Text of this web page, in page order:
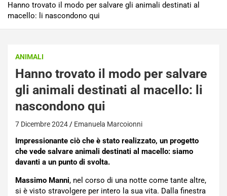
Hanno trovato il modo per salvare gli animali destinati al
macello: li nascondono qui
ANIMALI
Hanno trovato il modo per salvare
gli animali destinati al macello: li
nascondono qui
7 Dicembre 2024 Emanuela Marcoionni
Impressionante ciò che è stato realizzato, un progetto
che vede salvare animali destinati al macello: siamo
davanti a un punto di svolta.
Massimo Manni, nel corso di una notte come tante altre,
si è visto stravolgere per intero la sua vita. Dalla finestra